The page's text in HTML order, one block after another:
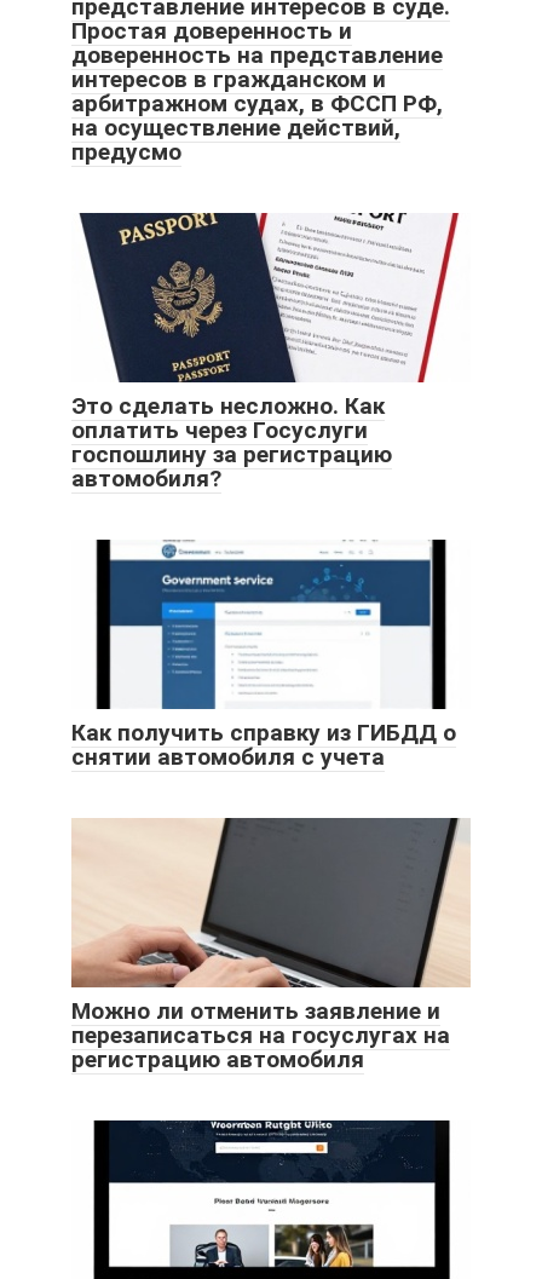
представление интересов в суде.
Простая доверенность и
доверенность на представление
интересов в гражданском и
арбитражном судах, в ФССП РФ,
на осуществление действий,
предусмо
Это сделать несложно. Как
оплатить через Госуслуги
госпошлину за регистрацию
автомобиля?
Как получить справку из ГИБДД о
снятии автомобиля с учета
Можно ли отменить заявление и
перезаписаться на госуслугах на
регистрацию автомобиля